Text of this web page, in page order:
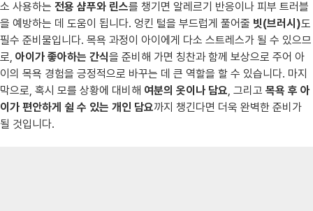
소 사용하는 전용 샴푸와 린스를 챙기면 알레르기 반응이나 피부 트러블
을 예방하는 데 도움이 됩니다. 엉킨 털을 부드럽게 풀어줄 빗(브러시)도
필수 준비물입니다. 목욕 과정이 아이에게 다소 스트레스가 될 수 있으므
로, 아이가 좋아하는 간식을 준비해 가면 칭찬과 함께 보상으로 주어 아
이의 목욕 경험을 긍정적으로 바꾸는 데 큰 역할을 할 수 있습니다. 마지
막으로, 혹시 모를 상황에 대비해 여분의 옷이나 담요, 그리고 목욕 후 아
이가 편안하게 쉴 수 있는 개인 담요까지 챙긴다면 더욱 완벽한 준비가
될 것입니다.